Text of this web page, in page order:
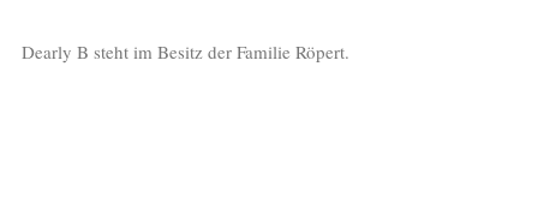
Dearly B steht im Besitz der Familie Röpert.